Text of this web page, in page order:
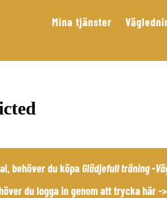
Mina tjänster
behöver du köpaGlädjefull träning -
du logga in genom att trycka här -